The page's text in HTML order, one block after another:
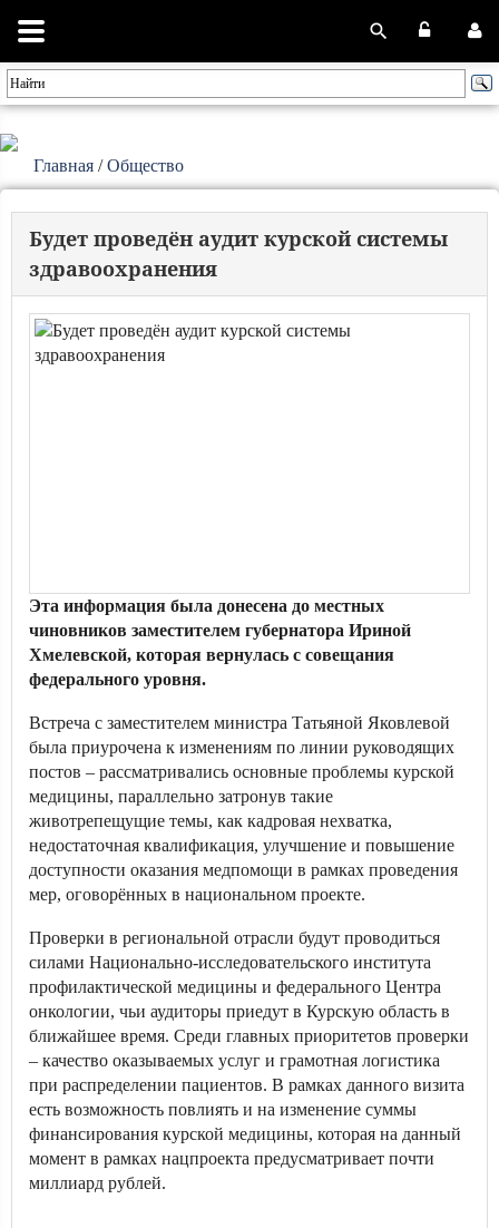
Главная /Общество
Будет проведён аудит курской системы
здравоохранения
Эта информация была донесена до местных
чиновников заместителем губернатора Ириной
Хмелевской, которая вернулась с совещания
федерального уровня.
Встреча с заместителем министра Татьяной Яковлевой
была приурочена к изменениям по линии руководящих
постов – рассматривались основные проблемы курской
медицины, параллельно затронув такие
животрепещущие темы, как кадровая нехватка,
недостаточная квалификация, улучшение и повышение
доступности оказания медпомощи в рамках проведения
мер, оговорённых в национальном проекте.
Проверки в региональной отрасли будут проводиться
силами Национально-исследовательского института
профилактической медицины и федерального Центра
онкологии, чьи аудиторы приедут в Курскую область в
ближайшее время. Среди главных приоритетов проверки
– качество оказываемых услуг и грамотная логистика
при распределении пациентов. В рамках данного визита
есть возможность повлиять и на изменение суммы
финансирования курской медицины, которая на данный
момент в рамках нацпроекта предусматривает почти
миллиард рублей.